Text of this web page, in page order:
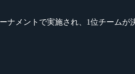
メントで実施され、1位チーム